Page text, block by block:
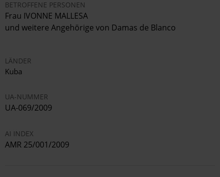
BETROFFENE PERSONEN
Frau IVONNE MALLESA
und weitere Angehörige von Damas de Blanco
LÄNDER
Kuba
UA-NUMMER
UA-069/2009
AI INDEX
AMR 25/001/2009